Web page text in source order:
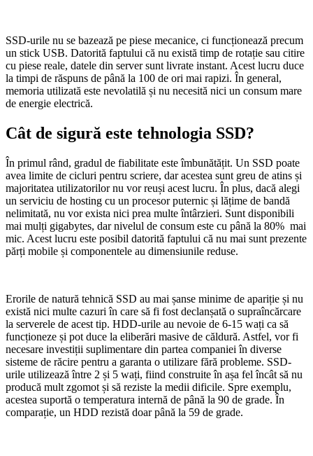
SSD-urile nu se bazează pe piese mecanice, ci funcționează precum
un stick USB. Datorită faptului că nu există timp de rotație sau citire
cu piese reale, datele din server sunt livrate instant. Acest lucru duce
la timpi de răspuns de până la 100 de ori mai rapizi. În general,
memoria utilizată este nevolatilă și nu necesită nici un consum mare
de energie electrică.
Cât de sigură este tehnologia SSD?
În primul rând, gradul de fiabilitate este îmbunătățit. Un SSD poate
avea limite de cicluri pentru scriere, dar acestea sunt greu de atins și
majoritatea utilizatorilor nu vor reuși acest lucru. În plus, dacă alegi
un serviciu de hosting cu un procesor puternic și lățime de bandă
nelimitată, nu vor exista nici prea multe întârzieri. Sunt disponibili
mai mulți gigabytes, dar nivelul de consum este cu până la 80% mai
mic. Acest lucru este posibil datorită faptului că nu mai sunt prezente
părți mobile și componentele au dimensiunile reduse.
Erorile de natură tehnică SSD au mai șanse minime de apariție și nu
există nici multe cazuri în care să fi fost declanșată o supraîncărcare
la serverele de acest tip. HDD-urile au nevoie de 6-15 wați ca să
funcționeze și pot duce la eliberări masive de căldură. Astfel, vor fi
necesare investiții suplimentare din partea companiei în diverse
sisteme de răcire pentru a garanta o utilizare fără probleme. SSD-
urile utilizează între 2 și 5 wați, fiind construite în așa fel încât să nu
producă mult zgomot și să reziste la medii dificile. Spre exemplu,
acestea suportă o temperatura internă de până la 90 de grade. În
comparație, un HDD rezistă doar până la 59 de grade.